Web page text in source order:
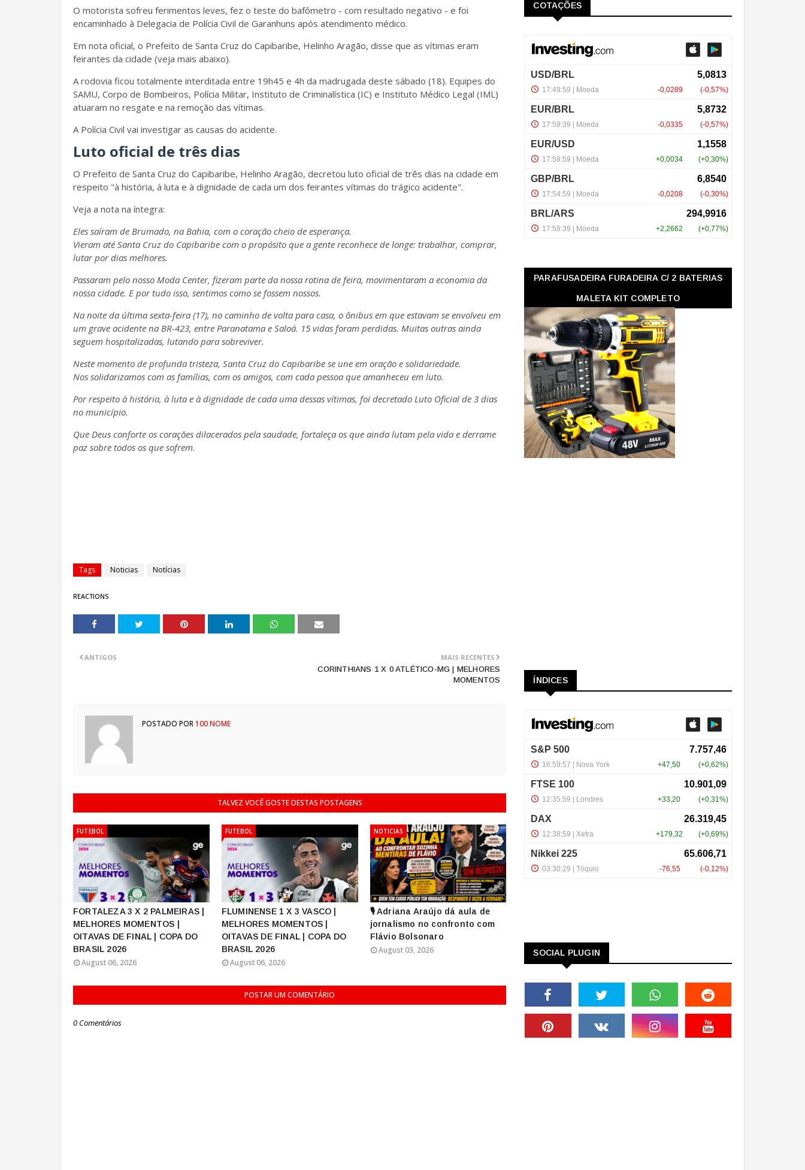
O motorista sofreu ferimentos leves, fez o teste do bafômetro - com resultado negativo - e foi
encaminhado à Delegacia de Polícia Civil de Garanhuns após atendimento médico.
Em nota oficial, o Prefeito de Santa Cruz do Capibaribe, Helinho Aragão, disse que as vítimas eram
feirantes da cidade (veja mais abaixo).
A rodovia ficou totalmente interditada entre 19h45 e 4h da madrugada deste sábado (18). Equipes do
SAMU, Corpo de Bombeiros, Polícia Militar, Instituto de Criminalística (IC) e Instituto Médico Legal (IML)
atuaram no resgate e na remoção das vítimas.
A Polícia Civil vai investigar as causas do acidente.
Luto oficial de três dias
O Prefeito de Santa Cruz do Capibaribe, Helinho Aragão, decretou luto oficial de três dias na cidade em
respeito "à história, à luta e à dignidade de cada um dos feirantes vítimas do trágico acidente".
Veja a nota na íntegra:
Eles saíram de Brumado, na Bahia, com o coração cheio de esperança.
Vieram até Santa Cruz do Capibaribe com o propósito que a gente reconhece de longe: trabalhar, comprar,
lutar por dias melhores.
Passaram pelo nosso Moda Center, fizeram parte da nossa rotina de feira, movimentaram a economia da
nossa cidade. E por tudo isso, sentimos como se fossem nossos.
Na noite da última sexta-feira (17), no caminho de volta para casa, o ônibus em que estavam se envolveu em
um grave acidente na BR-423, entre Paranatama e Saloá. 15 vidas foram perdidas. Muitas outras ainda
seguem hospitalizadas, lutando para sobreviver.
Neste momento de profunda tristeza, Santa Cruz do Capibaribe se une em oração e solidariedade.
Nos solidarizamos com as famílias, com os amigos, com cada pessoa que amanheceu em luto.
Por respeito à história, à luta e à dignidade de cada uma dessas vítimas, foi decretado Luto Oficial de 3 dias
no município.
Que Deus conforte os corações dilacerados pela saudade, fortaleça os que ainda lutam pela vida e derrame
paz sobre todos os que sofrem.
Tags Noticias Notícias
REACTIONS
MAIS RECENTES
CORINTHIANS 1 X 0 ATLÉTICO-MG | MELHORES
MOMENTOS
ANTIGOS
POSTADO POR100 NOME
TALVEZ VOCÊ GOSTE DESTAS POSTAGENS
FUTEBOL
FORTALEZA 3 X 2 PALMEIRAS |
MELHORES MOMENTOS |
OITAVAS DE FINAL | COPA DO
BRASIL 2026
August 06, 2026
FUTEBOL
FLUMINENSE 1 X 3 VASCO |
MELHORES MOMENTOS |
OITAVAS DE FINAL | COPA DO
BRASIL 2026
August 06, 2026
NOTICIAS
🎙️ Adriana Araújo dá aula de
jornalismo no confronto com
Flávio Bolsonaro
August 03, 2026
POSTAR UM COMENTÁRIO
0 Comentários
COTAÇÕES
PARAFUSADEIRA FURADEIRA C/ 2 BATERIAS
MALETA KIT COMPLETO
ÍNDICES
SOCIAL PLUGIN